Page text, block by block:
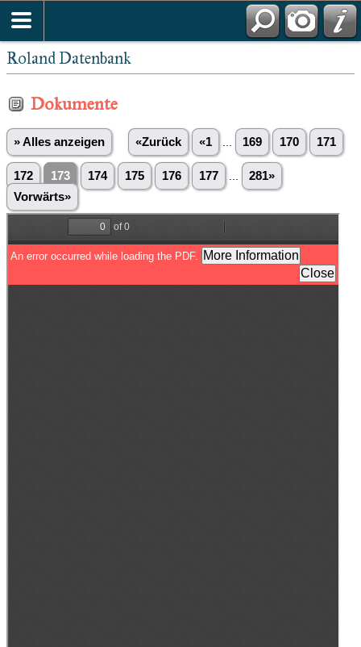
Roland Datenbank
Dokumente
» Alles anzeigen «Zurück «1 169 170 171
172 173 174 175 176 177
281»
Vorwärts»